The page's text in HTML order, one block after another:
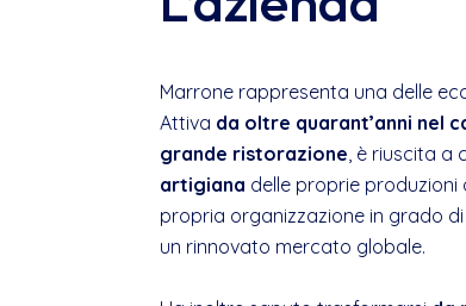
Marrone rappresenta una delle
Attiva da oltre quarant’anni nel
grande ristorazione, è riuscita a
artigiana delle proprie
propria organizzazione in grado
un rinnovato mercato globale.